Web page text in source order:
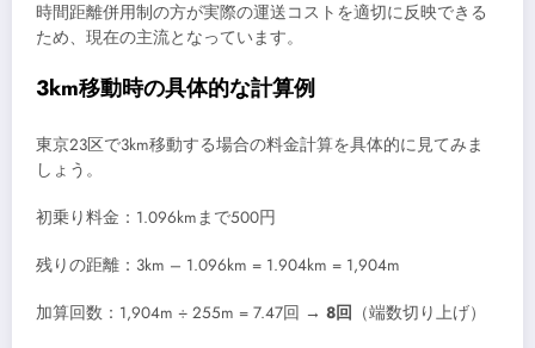
時間距離併用制の方が実際の運送コストを適切に反映できる
ため、現在の主流となっています。
3km移動時の具体的な計算例
東京23区で3km移動する場合の料金計算を具体的に見てみま
しょう。
初乗り料金：1.096kmまで500円
残りの距離：3km – 1.096km = 1.904km = 1,904m
加算回数：1,904m ÷ 255m = 7.47回 → 8回 （端数切り上げ）